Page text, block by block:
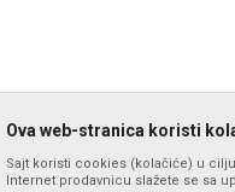
Ova web-stranica koristi
Sajt koristi cookies (kolačiće) u
Internet prodavnicu slažete se sa